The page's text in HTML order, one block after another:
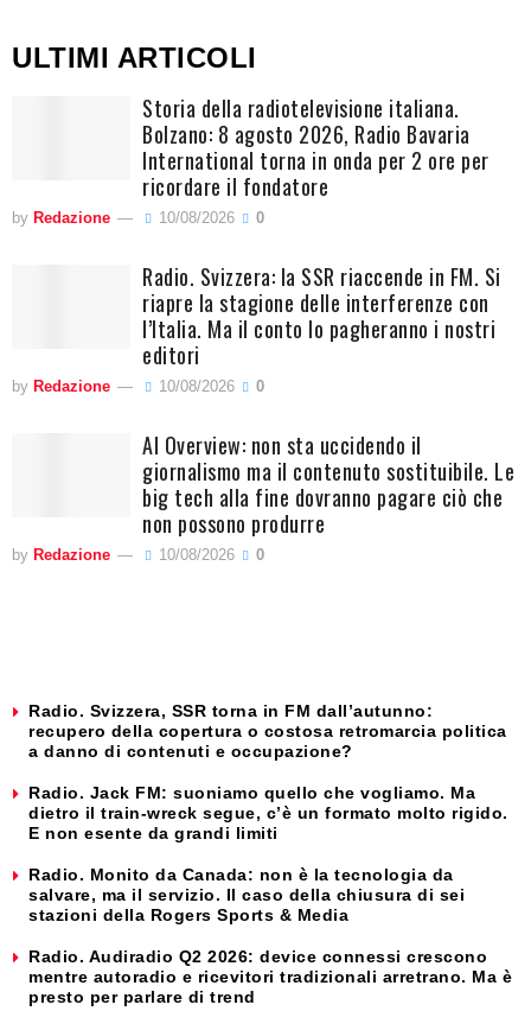
ULTIMI ARTICOLI
Storia della radiotelevisione italiana.
Bolzano: 8 agosto 2026, Radio Bavaria
International torna in onda per 2 ore per
ricordare il fondatore
by Redazione 10/08/2026 0
Radio. Svizzera: la SSR riaccende in FM. Si
riapre la stagione delle interferenze con
l’Italia. Ma il conto lo pagheranno i nostri
editori
by Redazione 10/08/2026 0
AI Overview: non sta uccidendo il
giornalismo ma il contenuto sostituibile. Le
big tech alla fine dovranno pagare ciò che
non possono produrre
by Redazione 10/08/2026 0
Radio. Svizzera, SSR torna in FM dall’autunno:
recupero della copertura o costosa retromarcia politica
a danno di contenuti e occupazione?
Radio. Jack FM: suoniamo quello che vogliamo. Ma
dietro il train-wreck segue, c’è un formato molto rigido.
E non esente da grandi limiti
Radio. Monito da Canada: non è la tecnologia da
salvare, ma il servizio. Il caso della chiusura di sei
stazioni della Rogers Sports & Media
Radio. Audiradio Q2 2026: device connessi crescono
mentre autoradio e ricevitori tradizionali arretrano. Ma è
presto per parlare di trend